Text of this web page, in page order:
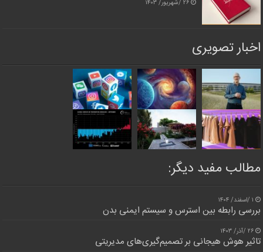
۲۶ /شهریور/ ۱۴۰۳
اخبار تصویری
مطالب مفید دیگر:
۱ /اسفند/ ۱۴۰۴
بررسی رابطه بین استرس و سیستم ایمنی بدن
۲۶ /آذر/ ۱۴۰۳
تاثیر هوش هیجانی بر تصمیم‌گیری‌های مدیریتی